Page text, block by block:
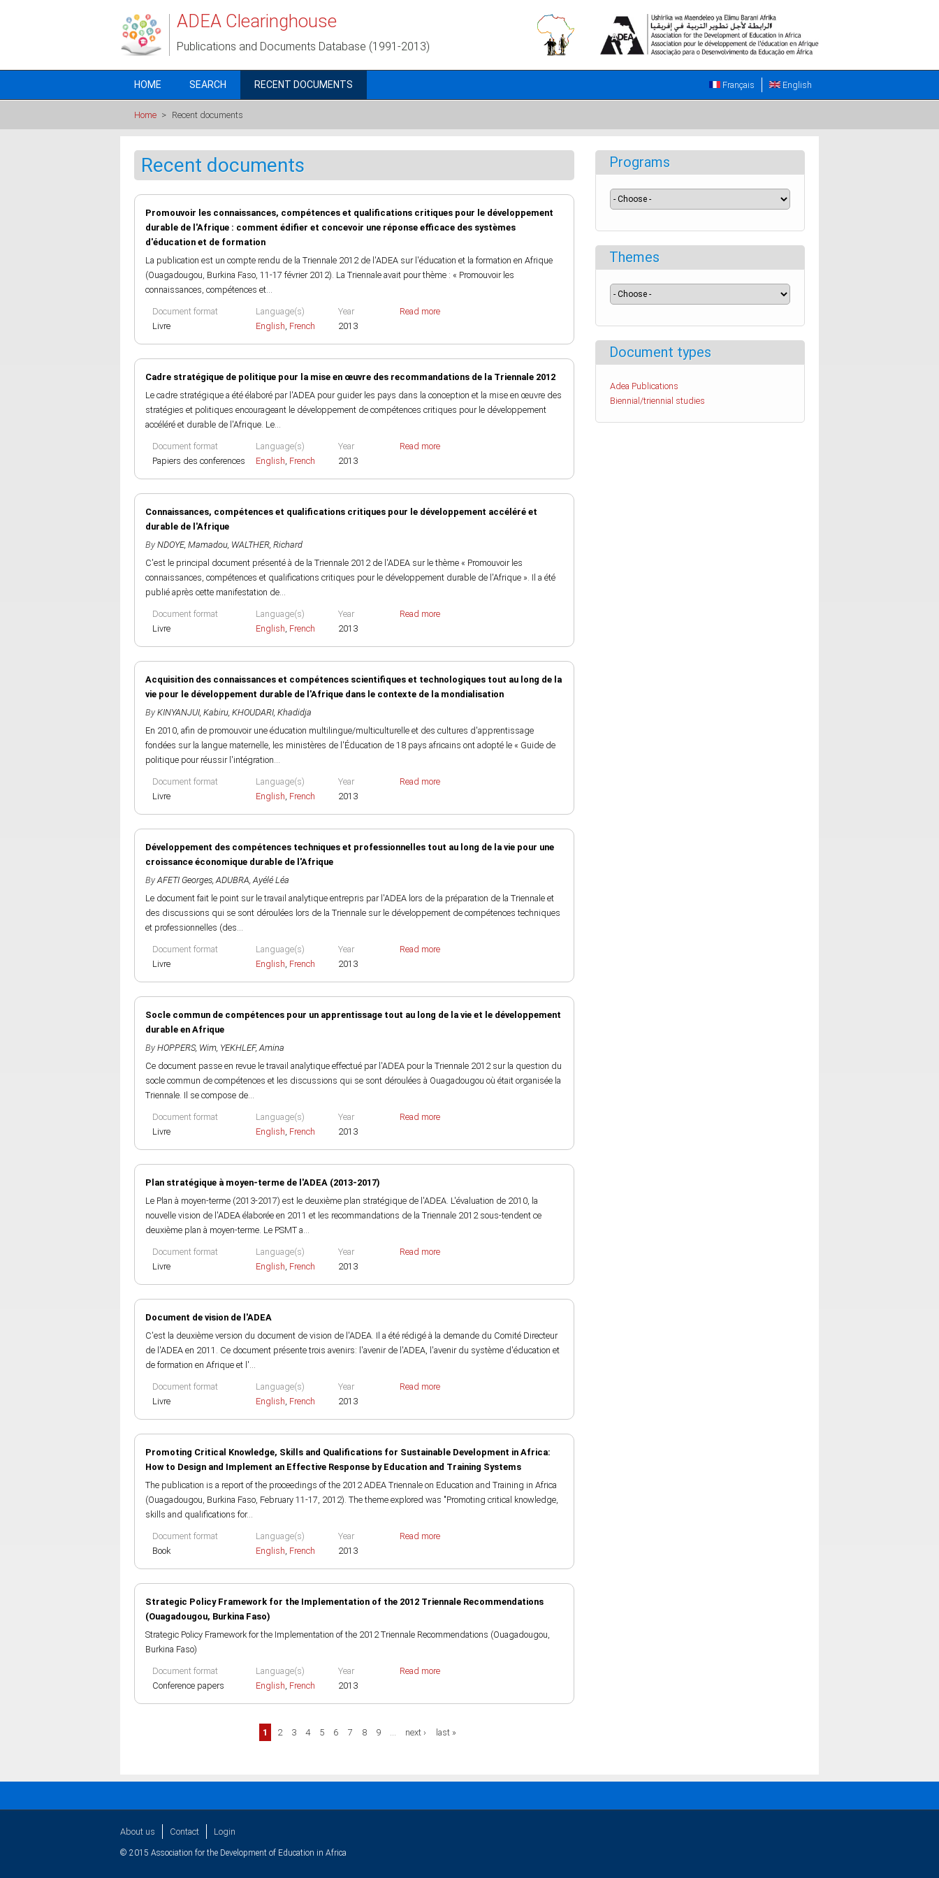
ADEA Clearinghouse
Publications and Documents Database (1991-2013)
HOME SEARCH RECENT DOCUMENTS English
Français
Home > Recent documents
Recent documents
Promouvoir les connaissances, compétences et qualifications critiques pour le développement
durable de l'Afrique : comment édifier et concevoir une réponse efficace des systèmes
d'éducation et de formation
La publication est un compte rendu de la Triennale 2012 de l'ADEA sur l'éducation et la formation en Afrique
(Ouagadougou, Burkina Faso, 11-17 février 2012). La Triennale avait pour thème : « Promouvoir les
connaissances, compétences et...
Document format
Livre
Language(s)
English, French
Year
2013
Read more
Cadre stratégique de politique pour la mise en œuvre des recommandations de la Triennale 2012
Le cadre stratégique a été élaboré par l'ADEA pour guider les pays dans la conception et la mise en œuvre des
stratégies et politiques encourageant le développement de compétences critiques pour le développement
accéléré et durable de l'Afrique. Le...
Document format
Papiers des conferences
Language(s)
English, French
Year
2013
Read more
Connaissances, compétences et qualifications critiques pour le développement accéléré et
durable de l'Afrique
By NDOYE, Mamadou, WALTHER, Richard
C'est le principal document présenté à de la Triennale 2012 de l'ADEA sur le thème « Promouvoir les
connaissances, compétences et qualifications critiques pour le développement durable de l'Afrique ». Il a été
publié après cette manifestation de...
Document format
Livre
Language(s)
English, French
Year
2013
Read more
Acquisition des connaissances et compétences scientifiques et technologiques tout au long de la
vie pour le développement durable de l'Afrique dans le contexte de la mondialisation
By KINYANJUI, Kabiru, KHOUDARI, Khadidja
En 2010, afin de promouvoir une éducation multilingue/multiculturelle et des cultures d'apprentissage
fondées sur la langue maternelle, les ministères de l'Éducation de 18 pays africains ont adopté le « Guide de
politique pour réussir l'intégration...
Document format
Livre
Language(s)
English, French
Year
2013
Read more
Développement des compétences techniques et professionnelles tout au long de la vie pour une
croissance économique durable de l'Afrique
By AFETI Georges,ADUBRA, Ayélé Léa
Le document fait le point sur le travail analytique entrepris par l'ADEA lors de la préparation de la Triennale et
des discussions qui se sont déroulées lors de la Triennale sur le développement de compétences techniques
et professionnelles (des...
Document format
Livre
Language(s)
English, French
Year
2013
Read more
Socle commun de compétences pour un apprentissage tout au long de la vie et le développement
durable en Afrique
By HOPPERS, Wim, YEKHLEF, Amina
Ce document passe en revue le travail analytique effectué par l'ADEA pour la Triennale 2012 sur la question du
socle commun de compétences et les discussions qui se sont déroulées à Ouagadougou où était organisée la
Triennale. Il se compose de...
Document format
Livre
Language(s)
English, French
Year
2013
Read more
Plan stratégique à moyen-terme de l'ADEA (2013-2017)
Le Plan à moyen-terme (2013-2017) est le deuxième plan stratégique de l'ADEA. L'évaluation de 2010, la
nouvelle vision de l'ADEA élaborée en 2011 et les recommandations de la Triennale 2012 sous-tendent ce
deuxième plan à moyen-terme. Le PSMT a...
Document format
Livre
Language(s)
English, French
Year
2013
Read more
Document de vision de l'ADEA
C'est la deuxième version du document de vision de l'ADEA. Il a été rédigé à la demande du Comité Directeur
de l'ADEA en 2011. Ce document présente trois avenirs: l'avenir de l'ADEA, l'avenir du système d'éducation et
de formation en Afrique et l'...
Document format
Livre
Language(s)
English, French
Year
2013
Read more
Promoting Critical Knowledge, Skills and Qualifications for Sustainable Development in Africa:
How to Design and Implement an Effective Response by Education and Training Systems
The publication is a report of the proceedings of the 2012 ADEA Triennale on Education and Training in Africa
(Ouagadougou, Burkina Faso, February 11-17, 2012). The theme explored was "Promoting critical knowledge,
skills and qualifications for...
Document format
Book
Language(s)
English, French
Year
2013
Read more
Strategic Policy Framework for the Implementation of the 2012 Triennale Recommendations
(Ouagadougou, Burkina Faso)
Strategic Policy Framework for the Implementation of the 2012 Triennale Recommendations (Ouagadougou,
Burkina Faso)
Document format
Conference papers
Language(s)
English, French
Year
2013
Read more
1 2 3 4 5 6 7 8 9 … next › last »
Programs
Themes
Document types
Adea Publications
Biennial/triennial studies
About us Contact Login
© 2015 Association for the Development of Education in Africa